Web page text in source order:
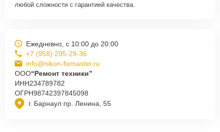
любой сложности с гарантией качества.
г. Барнаул пр. Ленина, 55
Ежедневно, с 10:00 до 20:00
+7 (958) 295-29-36
info@nikon-fixmaster.ru
ООО“Ремонт техники”
ИНН234789782
ОГРН98742397845098